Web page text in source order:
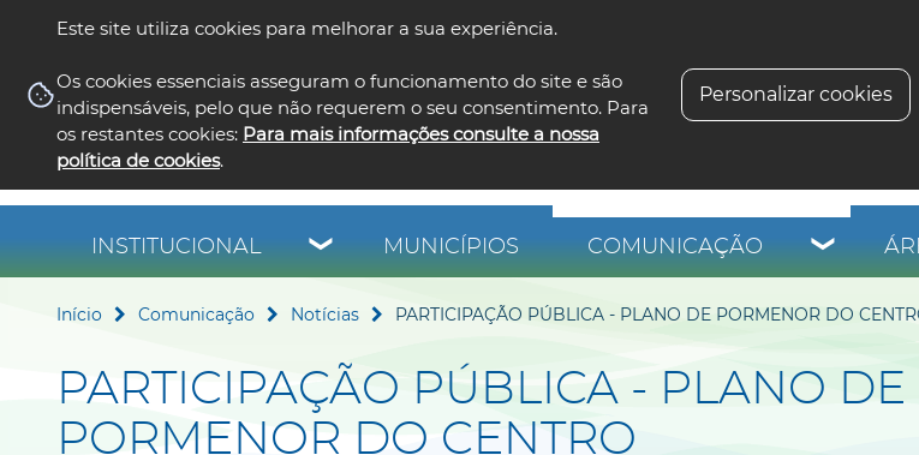
Este site utiliza cookies para melhorar a sua experiência.
Os cookies essenciais asseguram o funcionamento do site e são
indispensáveis, pelo que não requerem o seu consentimento. Para
os restantes cookies: Para mais informações consulte a nossa
política de cookies.
Personalizar cookies
INSTITUCIONAL MUNICÍPIOS COMUNICAÇÃO
Início Comunicação Notícias PARTICIPAÇÃO PÚBLICA - PLANO DE PORMENOR DO
PARTICIPAÇÃO PÚBLICA - PLANO DE
PORMENOR DO CENTRO